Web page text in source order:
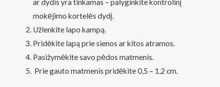
ar dydis yra tinkamas – palyginkite kontrolinį
mokėjimo kortelės dydį.
Užlenkite lapo kampą.
Pridėkite lapą prie sienos ar kitos atramos.
Pasižymėkite savo pėdos matmenis.
Prie gauto matmenis pridėkite 0,5 – 1,2 cm.